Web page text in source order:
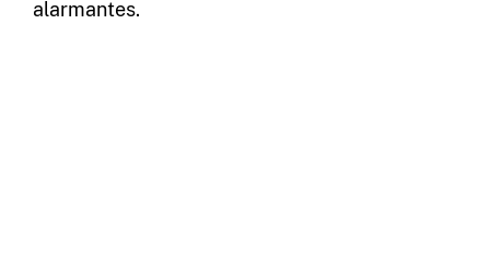
alarmantes.